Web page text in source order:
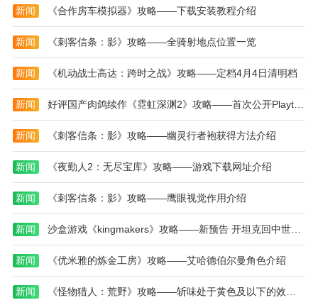
新闻 《合作房车模拟器》攻略——下载安装教程介绍
新闻 《刺客信条：影》攻略——全骑射地点位置一览
新闻 《机动战士高达：跨时之战》攻略——定档4月4日清明档
新闻 好评国产肉鸽续作《霓虹深渊2》攻略——首次公开Playtest正式开启！
新闻 《刺客信条：影》攻略——幽灵行者袍获得方法介绍
新闻 《夜勤人2：无尽宝库》攻略——游戏下载网址介绍
新闻 《刺客信条：影》攻略——鹰眼视觉作用介绍
新闻 沙盒游戏《kingmakers》攻略——新预告 开坦克回中世纪屠杀
新闻 《优米雅的炼金工房》攻略——艾哈德伯尔曼角色介绍
新闻